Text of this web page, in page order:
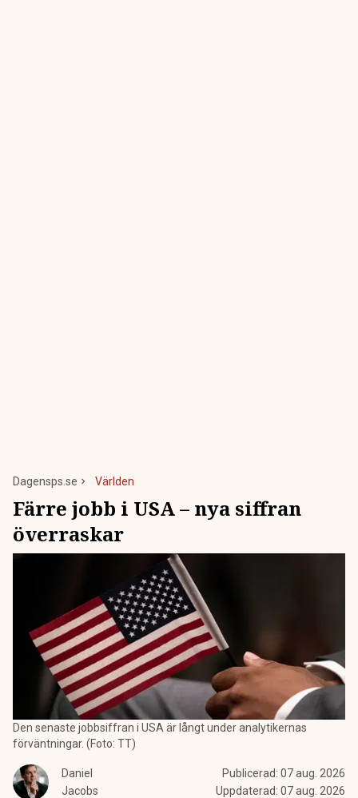
Dagensps.se Världen
Färre jobb i USA – nya siffran
överraskar
Den senaste jobbsiffran i USA är långt under analytikernas
förväntningar. (Foto: TT)
Daniel
Jacobs
Publicerad: 07 aug. 2026
Uppdaterad: 07 aug. 2026